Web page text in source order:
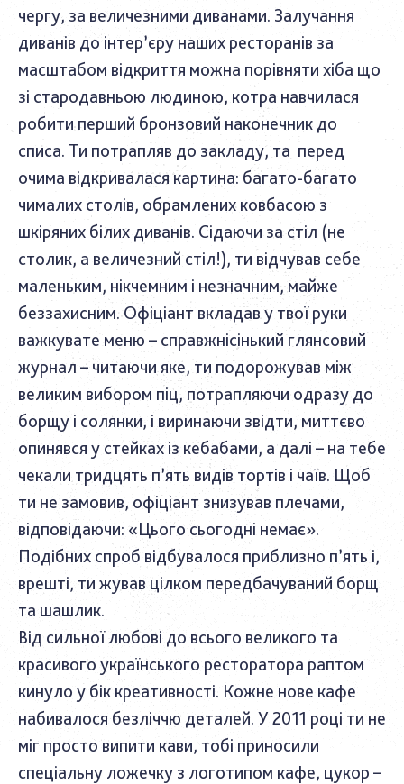
чергу, за величезними диванами. Залучання
диванів до інтер’єру наших ресторанів за
масштабом відкриття можна порівняти хіба що
зі стародавньою людиною, котра навчилася
робити перший бронзовий наконечник до
списа. Ти потрапляв до закладу, та перед
очима відкривалася картина: багато-багато
чималих столів, обрамлених ковбасою з
шкіряних білих диванів. Сідаючи за стіл (не
столик, а величезний стіл!), ти відчував себе
маленьким, нікчемним і незначним, майже
беззахисним. Офіціант вкладав у твої руки
важкувате меню – справжнісінький глянсовий
журнал – читаючи яке, ти подорожував між
великим вибором піц, потрапляючи одразу до
борщу і солянки, і виринаючи звідти, миттєво
опинявся у стейках із кебабами, а далі – на тебе
чекали тридцять п’ять видів тортів і чаїв. Щоб
ти не замовив, офіціант знизував плечами,
відповідаючи: «Цього сьогодні немає».
Подібних спроб відбувалося приблизно п’ять і,
врешті, ти жував цілком передбачуваний борщ
та шашлик.
Від сильної любові до всього великого та
красивого українського ресторатора раптом
кинуло у бік креативності. Кожне нове кафе
набивалося безліччю деталей. У 2011 році ти не
міг просто випити кави, тобі приносили
спеціальну ложечку з логотипом кафе, цукор –